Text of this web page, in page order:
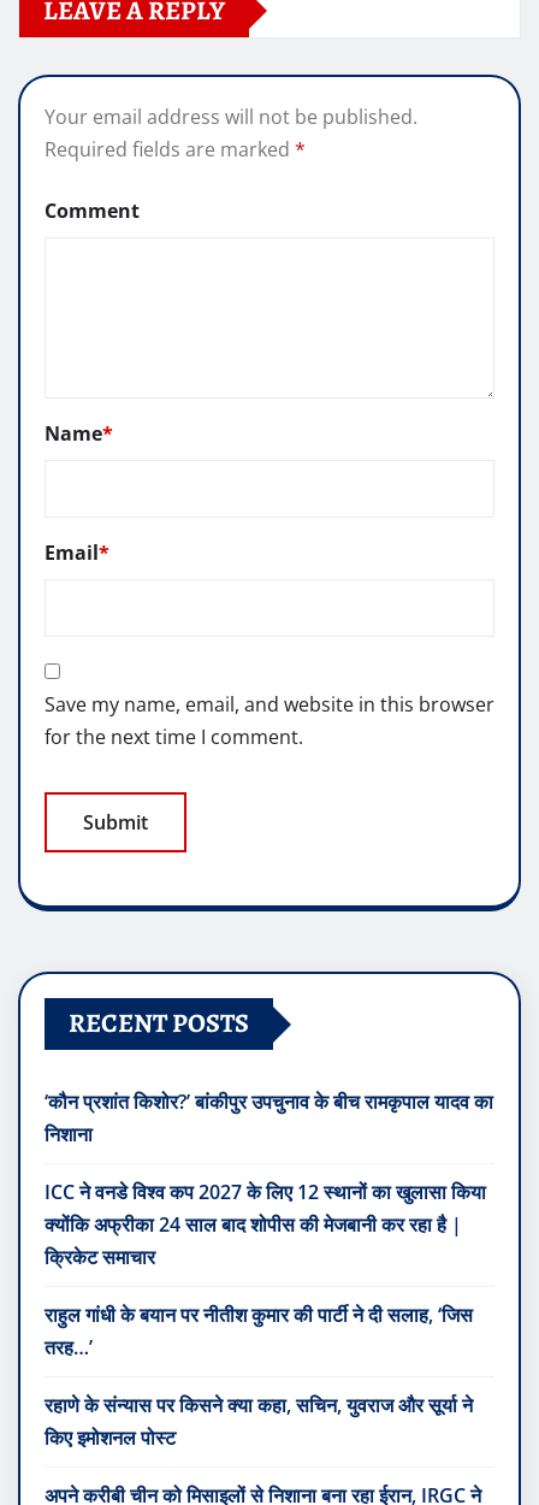
LEAVE A REPLY
Your email address will not be published.
Required fields are marked *
Comment
Name*
Email*
Save my name, email, and website in this browser
for the next time I comment.
RECENT POSTS
‘कौन प्रशांत किशोर?’ बांकीपुर उपचुनाव के बीच रामकृपाल यादव का
निशाना
ICC ने वनडे विश्व कप 2027 के लिए 12 स्थानों का खुलासा किया
क्योंकि अफ्रीका 24 साल बाद शोपीस की मेजबानी कर रहा है |
क्रिकेट समाचार
राहुल गांधी के बयान पर नीतीश कुमार की पार्टी ने दी सलाह, ‘जिस
तरह…’
रहाणे के संन्यास पर किसने क्या कहा, सचिन, युवराज और सूर्या ने
किए इमोशनल पोस्ट
अपने करीबी चीन को मिसाइलों से निशाना बना रहा ईरान, IRGC ने